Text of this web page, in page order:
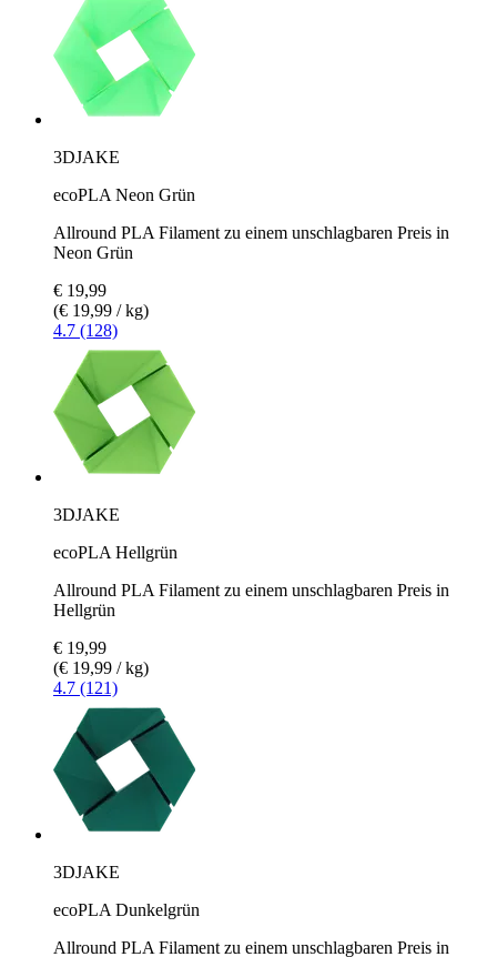
3DJAKE
ecoPLA Neon Grün
Allround PLA Filament zu einem unschlagbaren Preis in
Neon Grün
€ 19,99
(€ 19,99 / kg)
4.7 (128)
3DJAKE
ecoPLA Hellgrün
Allround PLA Filament zu einem unschlagbaren Preis in
Hellgrün
€ 19,99
(€ 19,99 / kg)
4.7 (121)
3DJAKE
ecoPLA Dunkelgrün
Allround PLA Filament zu einem unschlagbaren Preis in